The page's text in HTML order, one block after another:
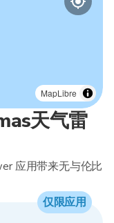
天气雷
应用带来无与伦比
仅限应用
MapLibre